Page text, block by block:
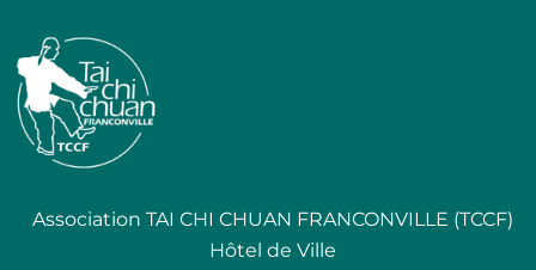
Association TAI CHI CHUAN FRANCONVILLE (TCCF)
Hôtel de Ville